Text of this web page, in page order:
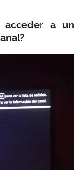
acceder a un